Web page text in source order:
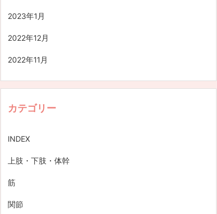
2023年1月
2022年12月
2022年11月
カテゴリー
INDEX
上肢・下肢・体幹
筋
関節